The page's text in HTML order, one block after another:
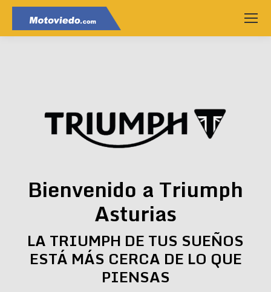
Bienvenido a Triumph
Asturias
LA TRIUMPH DE TUS SUEÑOS
ESTÁ MÁS CERCA DE LO QUE
PIENSAS